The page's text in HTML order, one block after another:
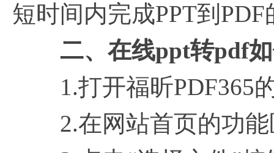
短时间内完成PPT到
二、在线ppt转pdf
1.打开福昕PDF365
2.在网站首页的功能